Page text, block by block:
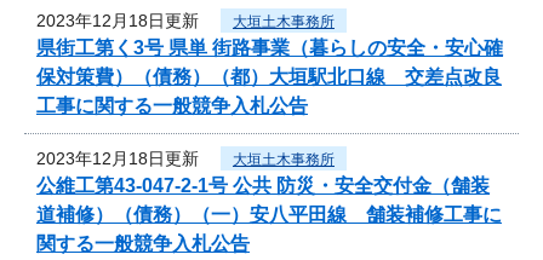
2023年12月18日更新 大垣土木事務所
県街工第く3号 県単 街路事業（暮らしの安全・安心確
保対策費）（債務）（都）大垣駅北口線 交差点改良
工事に関する一般競争入札公告
2023年12月18日更新 大垣土木事務所
公維工第43-047-2-1号 公共 防災・安全交付金（舗装
道補修）（債務）（一）安八平田線 舗装補修工事に
関する一般競争入札公告